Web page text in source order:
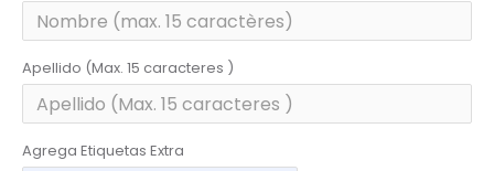
Apellido (Max. 15 caracteres )
Agrega Etiquetas Extra